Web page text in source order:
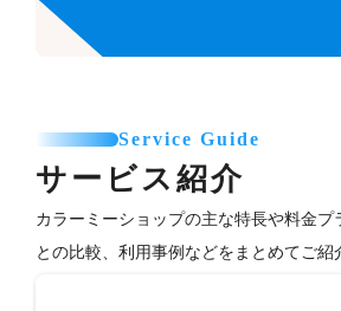
Service Guide
サービス紹介
カラーミーショップの主な特長や料金プ
との比較、利用事例などをまとめてご紹